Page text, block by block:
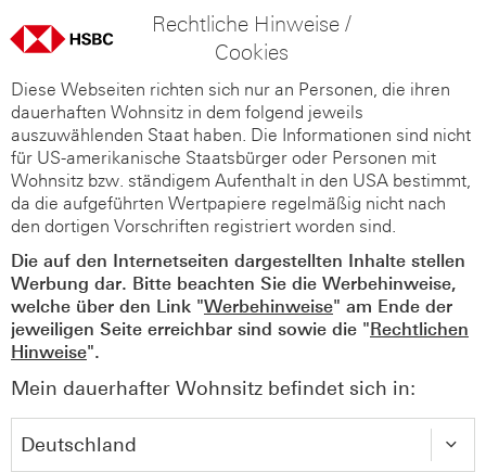
Rechtliche Hinweise /
Cookies
Diese Webseiten richten sich nur an Personen, die ihren
dauerhaften Wohnsitz in dem folgend jeweils
auszuwählenden Staat haben. Die Informationen sind nicht
für US-amerikanische Staatsbürger oder Personen mit
Wohnsitz bzw. ständigem Aufenthalt in den USA bestimmt,
da die aufgeführten Wertpapiere regelmäßig nicht nach
den dortigen Vorschriften registriert worden sind.
Die auf den Internetseiten dargestellten Inhalte stellen
Werbung dar. Bitte beachten Sie die Werbehinweise,
welche über den Link "Werbehinweise" am Ende der
jeweiligen Seite erreichbar sind sowie die "Rechtlichen
Hinweise".
Mein dauerhafter Wohnsitz befindet sich in: